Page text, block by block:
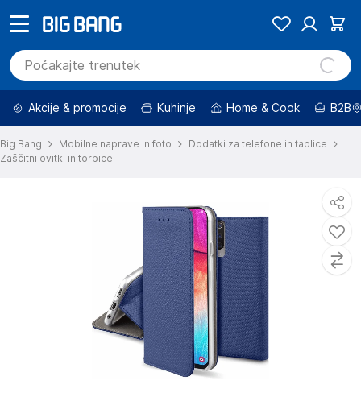
Akcije & promocije Kuhinje Home & Cook B2B
Big Bang Mobilne naprave in foto
Dodatki za telefone in tablice
Zaščitni ovitki in torbice